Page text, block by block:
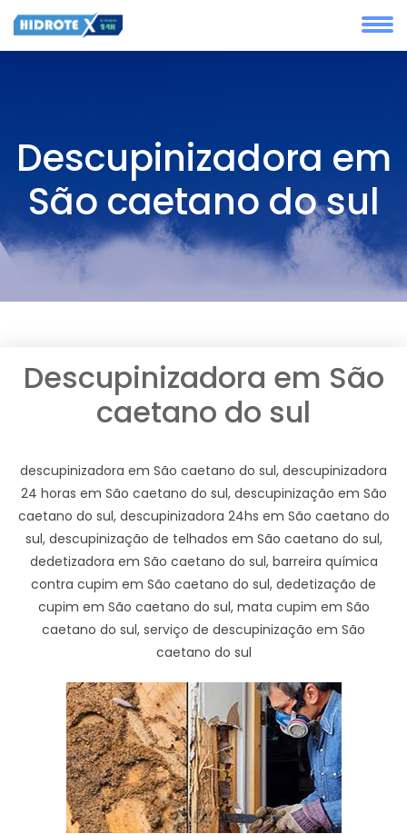
Descupinizadora em
São caetano do sul
Descupinizadora em São
caetano do sul
descupinizadora em São caetano do sul, descupinizadora
24 horas em São caetano do sul, descupinização em São
caetano do sul, descupinizadora 24hs em São caetano do
sul, descupinização de telhados em São caetano do sul,
dedetizadora em São caetano do sul, barreira química
contra cupim em São caetano do sul, dedetização de
cupim em São caetano do sul, mata cupim em São
caetano do sul, serviço de descupinização em São
caetano do sul